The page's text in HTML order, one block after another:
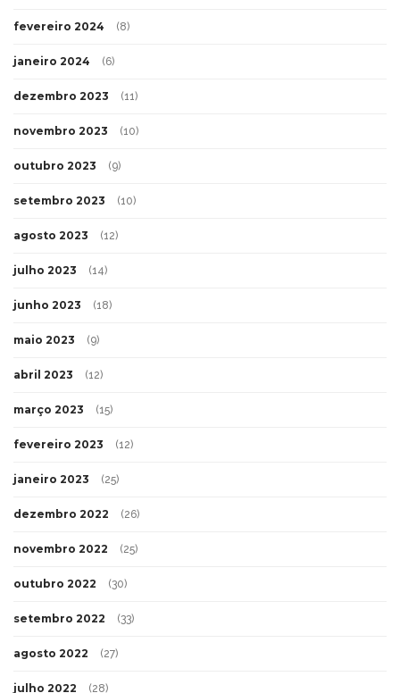
fevereiro 2024 (8)
janeiro 2024 (6)
dezembro 2023 (11)
novembro 2023 (10)
outubro 2023 (9)
setembro 2023 (10)
agosto 2023 (12)
julho 2023 (14)
junho 2023 (18)
maio 2023 (9)
abril 2023 (12)
março 2023 (15)
fevereiro 2023 (12)
janeiro 2023 (25)
dezembro 2022 (26)
novembro 2022 (25)
outubro 2022 (30)
setembro 2022 (33)
agosto 2022 (27)
julho 2022 (28)